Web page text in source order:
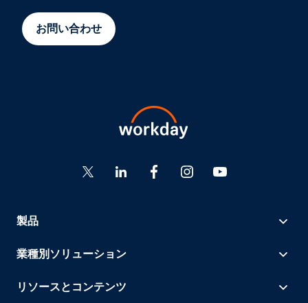
お問い合わせ
製品
業種別ソリューション
リソースとコンテンツ